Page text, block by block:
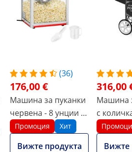
(36)
176,00 €
Машина за пуканки
червена - 8 унции -
ECO
Промоция Хит
Вижте продукта
316,00
Машина
с
Вижте